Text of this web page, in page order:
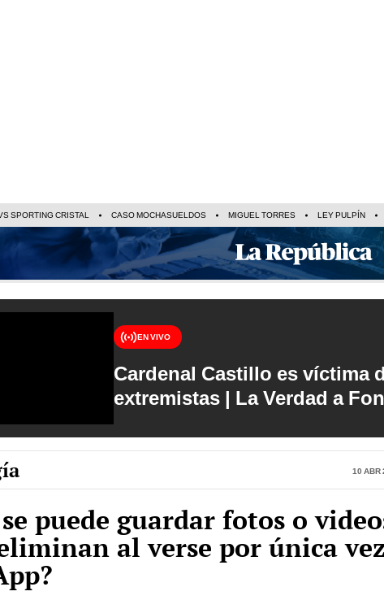
SPORTING CRISTAL CASO MOCHASUELDOS MIGUEL TORRES LEY PULPÍN
EN VIVO
Cardenal Castillo es víctima
extremistas | La Verdad a
10 Abr
puede guardar fotos o
al verse por única